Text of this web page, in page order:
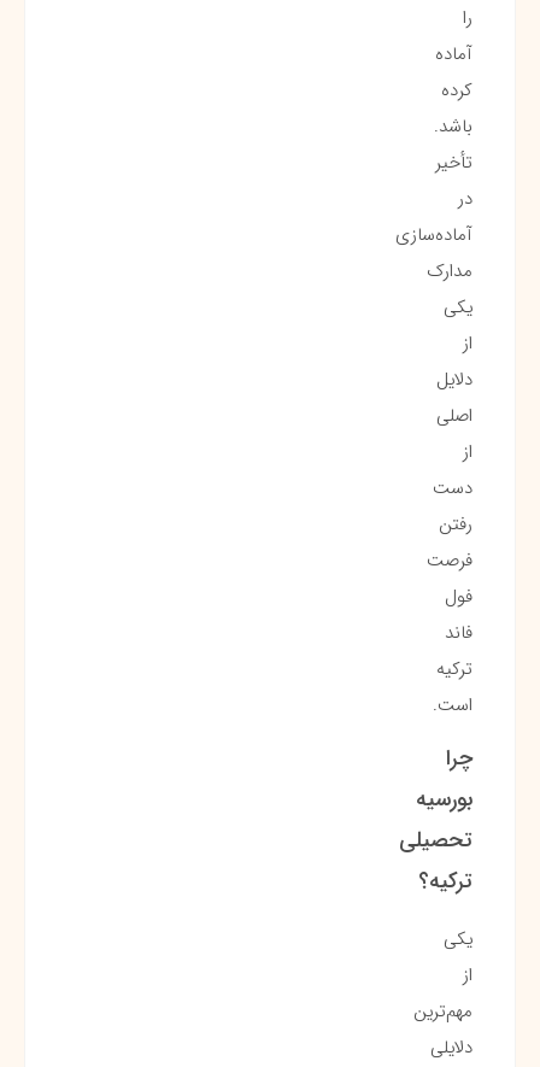
را
آماده
کرده
باشد.
تأخیر
در
آماده‌سازی
مدارک
یکی
از
دلایل
اصلی
از
دست
رفتن
فرصت
فول
فاند
ترکیه
است.
چرا
بورسیه‌
تحصیلی
ترکیه؟
یکی
از
مهم‌ترین
دلایلی